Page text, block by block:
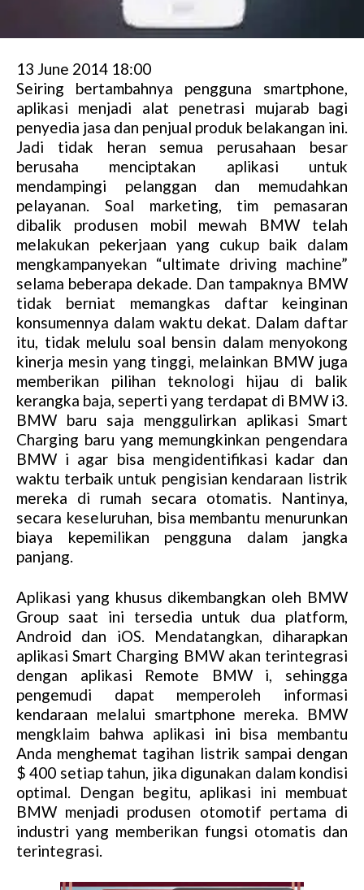
13 June 2014 18:00
Seiring bertambahnya pengguna smartphone,
aplikasi menjadi alat penetrasi mujarab bagi
penyedia jasa dan penjual produk belakangan ini.
Jadi tidak heran semua perusahaan besar
berusaha menciptakan aplikasi untuk
mendampingi pelanggan dan memudahkan
pelayanan. Soal marketing, tim pemasaran
dibalik produsen mobil mewah BMW telah
melakukan pekerjaan yang cukup baik dalam
mengkampanyekan “ultimate driving machine”
selama beberapa dekade. Dan tampaknya BMW
tidak berniat memangkas daftar keinginan
konsumennya dalam waktu dekat. Dalam daftar
itu, tidak melulu soal bensin dalam menyokong
kinerja mesin yang tinggi, melainkan BMW juga
memberikan pilihan teknologi hijau di balik
kerangka baja, seperti yang terdapat di BMW i3.
BMW baru saja menggulirkan aplikasi Smart
Charging baru yang memungkinkan pengendara
BMW i agar bisa mengidentifikasi kadar dan
waktu terbaik untuk pengisian kendaraan listrik
mereka di rumah secara otomatis. Nantinya,
secara keseluruhan, bisa membantu menurunkan
biaya kepemilikan pengguna dalam jangka
panjang.
Aplikasi yang khusus dikembangkan oleh BMW
Group saat ini tersedia untuk dua platform,
Android dan iOS. Mendatangkan, diharapkan
aplikasi Smart Charging BMW akan terintegrasi
dengan aplikasi Remote BMW i, sehingga
pengemudi dapat memperoleh informasi
kendaraan melalui smartphone mereka. BMW
mengklaim bahwa aplikasi ini bisa membantu
Anda menghemat tagihan listrik sampai dengan
$ 400 setiap tahun, jika digunakan dalam kondisi
optimal. Dengan begitu, aplikasi ini membuat
BMW menjadi produsen otomotif pertama di
industri yang memberikan fungsi otomatis dan
terintegrasi.